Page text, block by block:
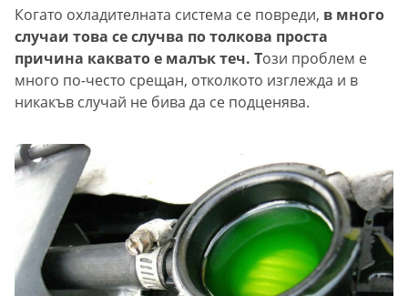
Когато охладителната система се повреди, в много
случаи това се случва по толкова проста
причина каквато е малък теч. Този проблем е
много по-често срещан, отколкото изглежда и в
никакъв случай не бива да се подценява.